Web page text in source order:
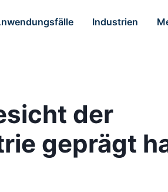
Industrien
der
geprägt